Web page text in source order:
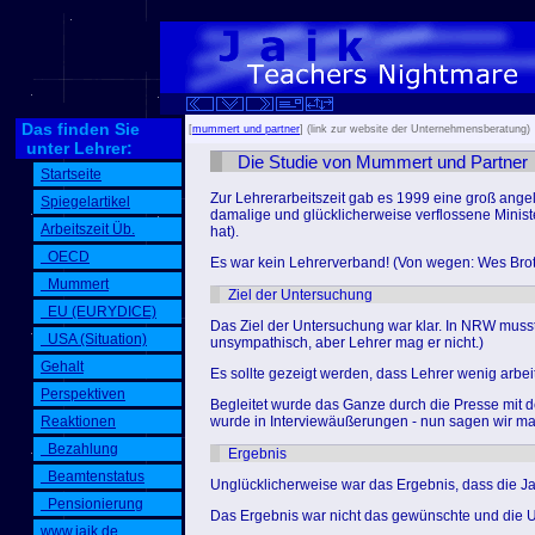
Das finden Sie
unter Lehrer:
Startseite
Spiegelartikel
Arbeitszeit Üb.
OECD
Mummert
EU (EURYDICE)
USA (Situation)
Gehalt
Perspektiven
Reaktionen
Bezahlung
Beamtenstatus
Pensionierung
www.jaik.de
[mummert und partner] (link zur website der Unternehmensberatung)
Die Studie von Mummert und Partner
Zur Lehrerarbeitszeit gab es 1999 eine groß
damalige und glücklicherweise verflossene
hat).
Es war kein Lehrerverband! (Von wegen: Wes
Ziel der Untersuchung
Das Ziel der Untersuchung war klar. In NRW
unsympathisch, aber Lehrer mag er nicht.)
Es sollte gezeigt werden, dass Lehrer wenig
Begleitet wurde das Ganze durch die Presse mit
wurde in Interviewäußerungen - nun sagen wir
Ergebnis
Unglücklicherweise war das Ergebnis, dass die
Das Ergebnis war nicht das gewünschte und die